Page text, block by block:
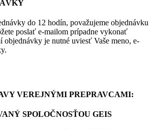
do 12 hodín, považujeme objednávku
poslať e-mailom prípadne vykonať
objednávky je nutné uviesť Vaše meno, e-
VEREJNÝMI PREPRAVCAMI:
SPOLOČNOSŤOU GEIS